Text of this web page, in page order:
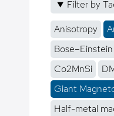
Filter by
Anisotropy
Co2MnSi
Giant
Half-metal